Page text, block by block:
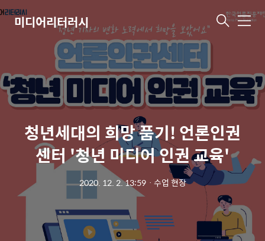
미디어리터러시 메
청년세대의 희망 품기! 언론인권
센터 '청년 미디어 인권 교육'
2020. 12. 2. 13:59ㆍ 수업 현장